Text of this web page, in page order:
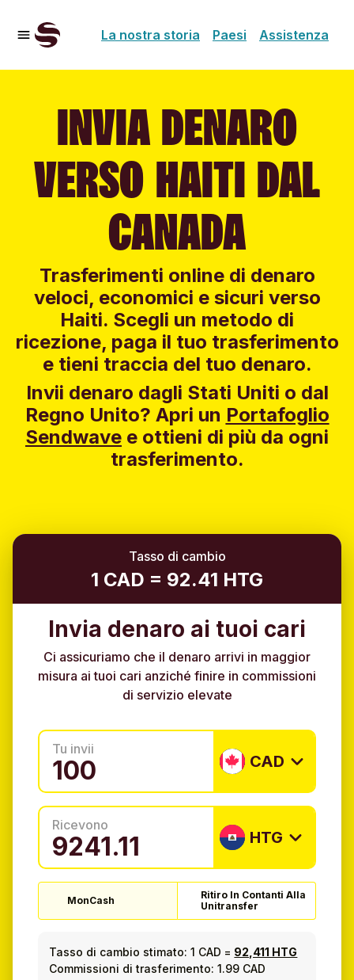
La nostra storia Paesi Assistenza
INVIA DENARO
VERSO HAITI DAL
CANADA
Trasferimenti online di denaro
veloci, economici e sicuri verso
Haiti. Scegli un metodo di
ricezione, paga il tuo trasferimento
e tieni traccia del tuo denaro.
Invii denaro dagli Stati Uniti o dal
Regno Unito? Apri un Portafoglio
Sendwave e ottieni di più da ogni
trasferimento.
Tasso di cambio
1 CAD = 92.41 HTG
Invia denaro ai tuoi cari
Ci assicuriamo che il denaro arrivi in maggior
misura ai tuoi cari anziché finire in commissioni
di servizio elevate
Tu invii
CAD
Ricevono
HTG
MonCash
Ritiro In Contanti Alla
Unitransfer
Tasso di cambio stimato: 1 CAD = 92,411 HTG
Commissioni di trasferimento: 1.99 CAD